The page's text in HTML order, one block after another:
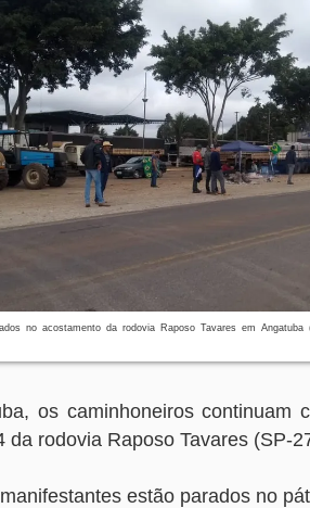
no acostamento da rodovia Raposo Tavares em Angatuba
os caminhoneiros continuam
da rodovia Raposo Tavares (SP-
estão parados no